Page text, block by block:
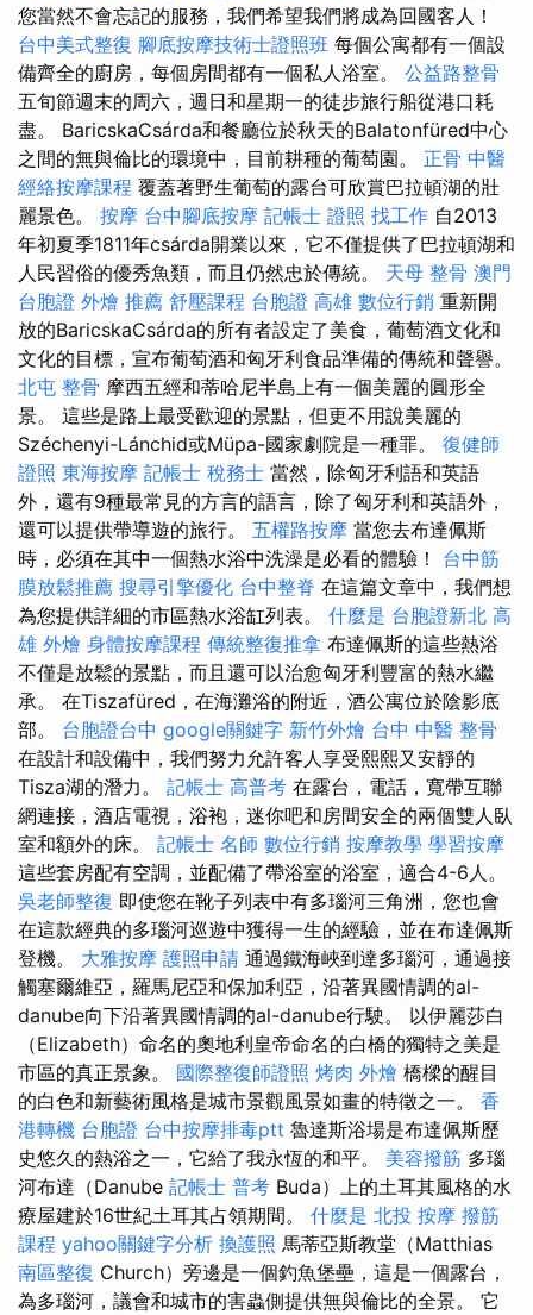
您當然不會忘記的服務，我們希望我們將成為回國客人！
台中美式整復 腳底按摩技術士證照班 每個公寓都有一個設
備齊全的廚房，每個房間都有一個私人浴室。 公益路整骨
五旬節週末的周六，週日和星期一的徒步旅行船從港口耗
盡。 BaricskaCsárda和餐廳位於秋天的Balatonfüred中心
之間的無與倫比的環境中，目前耕種的葡萄園。 正骨 中醫
經絡按摩課程 覆蓋著野生葡萄的露台可欣賞巴拉頓湖的壯
麗景色。 按摩 台中腳底按摩 記帳士 證照 找工作 自2013
年初夏季1811年csárda開業以來，它不僅提供了巴拉頓湖和
人民習俗的優秀魚類，而且仍然忠於傳統。 天母 整骨 澳門
台胞證 外燴 推薦 舒壓課程 台胞證 高雄 數位行銷 重新開
放的BaricskaCsárda的所有者設定了美食，葡萄酒文化和
文化的目標，宣布葡萄酒和匈牙利食品準備的傳統和聲譽。
北屯 整骨 摩西五經和蒂哈尼半島上有一個美麗的圓形全
景。 這些是路上最受歡迎的景點，但更不用說美麗的
Széchenyi-Lánchid或Müpa-國家劇院是一種罪。 復健師
證照 東海按摩 記帳士 稅務士 當然，除匈牙利語和英語
外，還有9種最常見的方言的語言，除了匈牙利和英語外，
還可以提供帶導遊的旅行。 五權路按摩 當您去布達佩斯
時，必須在其中一個熱水浴中洗澡是必看的體驗！ 台中筋
膜放鬆推薦 搜尋引擎優化 台中整脊 在這篇文章中，我們想
為您提供詳細的市區熱水浴缸列表。 什麼是 台胞證新北 高
雄 外燴 身體按摩課程 傳統整復推拿 布達佩斯的這些熱浴
不僅是放鬆的景點，而且還可以治愈匈牙利豐富的熱水繼
承。 在Tiszafüred，在海灘浴的附近，酒公寓位於陰影底
部。 台胞證台中 google關鍵字 新竹外燴 台中 中醫 整骨
在設計和設備中，我們努力允許客人享受熙熙又安靜的
Tisza湖的潛力。 記帳士 高普考 在露台，電話，寬帶互聯
網連接，酒店電視，浴袍，迷你吧和房間安全的兩個雙人臥
室和額外的床。 記帳士 名師 數位行銷 按摩教學 學習按摩
這些套房配有空調，並配備了帶浴室的浴室，適合4-6人。
吳老師整復 即使您在靴子列表中有多瑙河三角洲，您也會
在這款經典的多瑙河巡遊中獲得一生的經驗，並在布達佩斯
登機。 大雅按摩 護照申請 通過鐵海峽到達多瑙河，通過接
觸塞爾維亞，羅馬尼亞和保加利亞，沿著異國情調的al-
danube向下沿著異國情調的al-danube行駛。 以伊麗莎白
（Elizabeth）命名的奧地利皇帝命名的白橋的獨特之美是
市區的真正景象。 國際整復師證照 烤肉 外燴 橋樑的醒目
的白色和新藝術風格是城市景觀風景如畫的特徵之一。 香
港轉機 台胞證 台中按摩排毒ptt 魯達斯浴場是布達佩斯歷
史悠久的熱浴之一，它給了我永恆的和平。 美容撥筋 多瑙
河布達（Danube 記帳士 普考 Buda）上的土耳其風格的水
療屋建於16世紀土耳其占領期間。 什麼是 北投 按摩 撥筋
課程 yahoo關鍵字分析 換護照 馬蒂亞斯教堂（Matthias
南區整復 Church）旁邊是一個釣魚堡壘，這是一個露台，
為多瑙河，議會和城市的害蟲側提供無與倫比的全景。 它